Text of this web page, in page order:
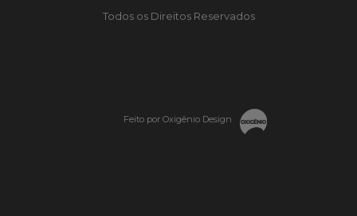
Todos os Direitos Reservados
Feito por Oxigênio Design